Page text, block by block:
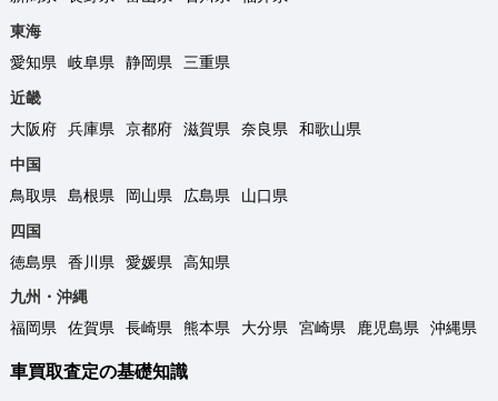
東海
愛知県
岐阜県 静岡県
三重県
近畿
大阪府
兵庫県 京都府 滋賀県 奈良県
和歌山県
中国
鳥取県
島根県 岡山県 広島県
山口県
四国
徳島県
香川県 愛媛県
高知県
九州・沖縄
福岡県
佐賀県 長崎県 熊本県 大分県 宮崎県 鹿児島県 沖縄県
車買取査定の基礎知識